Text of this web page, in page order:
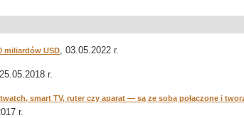
miliardów USD, 03.05.2022 r.
r.
smart TV, ruter czy aparat — są ze sobą połączone i
r.